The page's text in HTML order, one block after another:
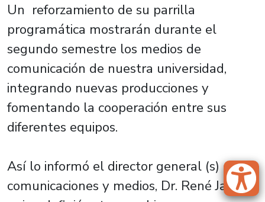
Un reforzamiento de su parrilla
programática mostrarán durante el
segundo semestre los medios de
comunicación de nuestra universidad,
integrando nuevas producciones y
fomentando la cooperación entre sus
diferentes equipos.
Así lo informó el director general (s) de
comunicaciones y medios, Dr. René Jara R.,